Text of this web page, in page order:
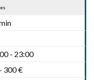
- 23:00
300 €